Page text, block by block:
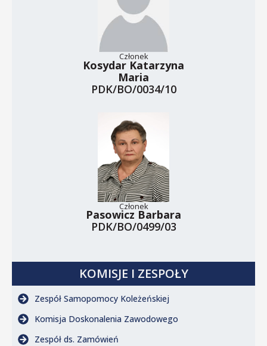
Członek
Kosydar Katarzyna
Maria
PDK/BO/0034/10
Członek
Pasowicz Barbara
PDK/BO/0499/03
KOMISJE I ZESPOŁY
Zespół Samopomocy Koleżeńskiej
Komisja Doskonalenia Zawodowego
Zespół ds. Zamówień